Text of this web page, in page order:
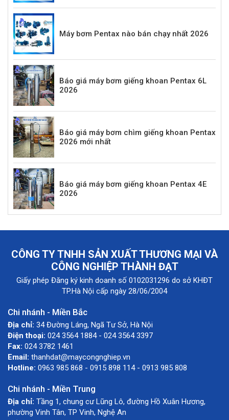
Máy bơm Pentax nào bán chạy nhất 2026
Báo giá máy bơm giếng khoan Pentax 6L
2026
Báo giá máy bơm chìm giếng khoan Pentax
2026 mới nhất
Báo giá máy bơm giếng khoan Pentax 4E
2026
CÔNG TY TNHH SẢN XUẤT THƯƠNG MẠI VÀ
CÔNG NGHIỆP THÀNH ĐẠT
Giấy phép Đăng ký kinh doanh số 0102031296 do sở KHĐT
TP.Hà Nội cấp ngày 28/06/2004
Chi nhánh - Miền Bắc
Địa chỉ: 34 Đường Láng, Ngã Tư Sở, Hà Nội
Điện thoại: 024 3564 1884 - 024 3564 3397
Fax: 024 3782 1461
Email: thanhdat@maycongnghiep.vn
Hotline: 0963 985 868 - 0915 898 114 - 0913 985 808
Chi nhánh - Miền Trung
Địa chỉ: Tầng 1, chung cư Lũng Lô, đường Hồ Xuân Hương,
phường Vinh Tân, TP Vinh, Nghệ An